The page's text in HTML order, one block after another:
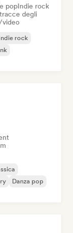
popIndie rock
degli
video
rock
Danza pop